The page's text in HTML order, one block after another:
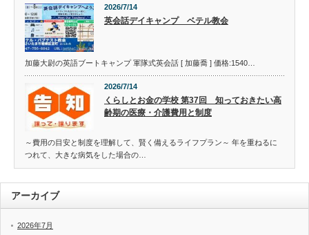
2026/7/14
英会話デイキャンプ ベテル教会
加藤大尉の英語ブートキャンプ 軍隊式英会話 [ 加藤喬 ] 価格:1540…
2026/7/14
くらしとお金の学校 第37回 知っておきたい高
齢期の医療・介護費用と制度
～費用の目安と制度を理解して、賢く備えるライフプラン～ 年を重ねるに
つれて、大きな病気をした場合の…
アーカイブ
2026年7月